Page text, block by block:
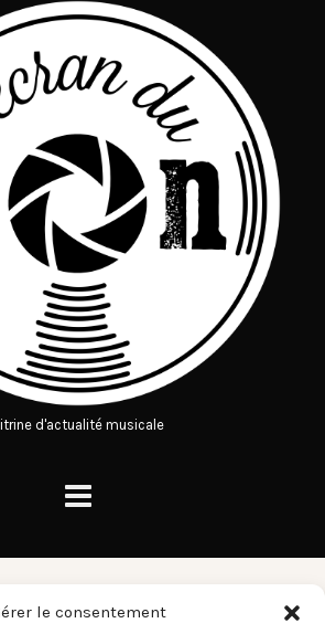
le consentement
d'actualité musicale